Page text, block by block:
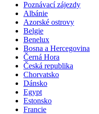
Poznávací zájezdy
Albánie
Azorské ostrovy
Belgie
Benelux
Bosna a Hercegovina
Černá Hora
Česká republika
Chorvatsko
Dánsko
Egypt
Estonsko
Francie